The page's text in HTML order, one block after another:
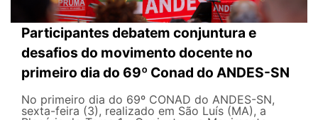
Participantes debatem conjuntura e
desafios do movimento docente no
primeiro dia do 69º Conad do ANDES-SN
No primeiro dia do 69º CONAD do ANDES-SN,
sexta-feira (3), realizado em São Luís (MA), a